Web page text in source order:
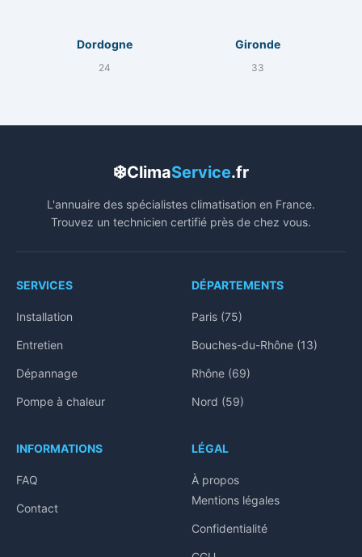
Dordogne
24
Gironde
33
❄️ClimaService.fr
L'annuaire des spécialistes climatisation en France.
Trouvez un technicien certifié près de chez vous.
SERVICES
Installation
Entretien
Dépannage
Pompe à chaleur
DÉPARTEMENTS
Paris (75)
Bouches-du-Rhône (13)
Rhône (69)
Nord (59)
INFORMATIONS
FAQ
Contact
LÉGAL
À propos
Mentions légales
Confidentialité